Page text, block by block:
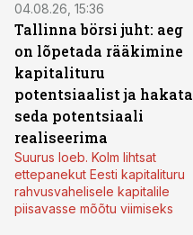
04.08.26, 15:36
Tallinna börsi juht: aeg
on lõpetada rääkimine
kapitalituru
potentsiaalist ja hakata
seda potentsiaali
realiseerima
Suurus loeb. Kolm lihtsat
ettepanekut Eesti kapitalituru
rahvusvahelisele kapitalile
piisavasse mõõtu viimiseks